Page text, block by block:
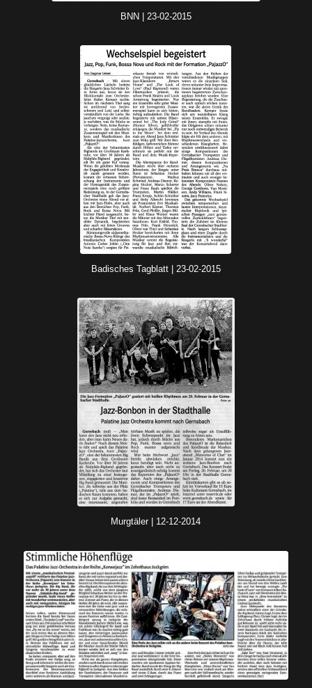
BNN | 23-02-2015
Badisches Tagblatt |
23-02-2015
Badisches Tagblatt | 23-02-2015
Murgtäler | 12-12-2014
Murgtäler | 12-12-2014
Rheinpfalz | 12-08-2014